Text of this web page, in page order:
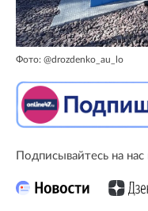
Фото: @drozdenko_au_lo
Подписывайтесь на нас